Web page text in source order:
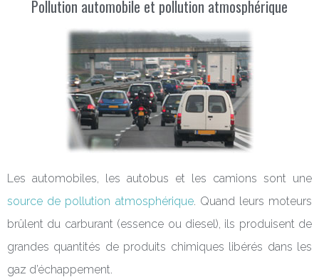
Pollution automobile et pollution atmosphérique
Les automobiles, les autobus et les camions sont une
source de pollution atmosphérique. Quand leurs moteurs
brûlent du carburant (essence ou diesel), ils produisent de
grandes quantités de produits chimiques libérés dans les
gaz d’échappement.